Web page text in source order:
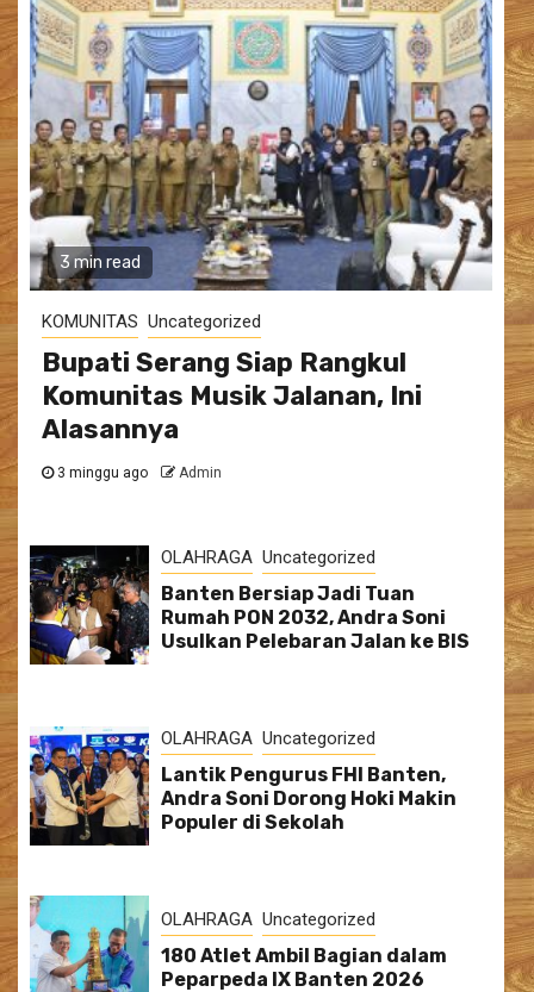
3 min read
KOMUNITAS Uncategorized
Bupati Serang Siap Rangkul
Komunitas Musik Jalanan, Ini
Alasannya
3 minggu ago Admin
OLAHRAGA Uncategorized
Banten Bersiap Jadi Tuan
Rumah PON 2032, Andra Soni
Usulkan Pelebaran Jalan ke BIS
OLAHRAGA Uncategorized
Lantik Pengurus FHI Banten,
Andra Soni Dorong Hoki Makin
Populer di Sekolah
OLAHRAGA Uncategorized
180 Atlet Ambil Bagian dalam
Peparpeda IX Banten 2026